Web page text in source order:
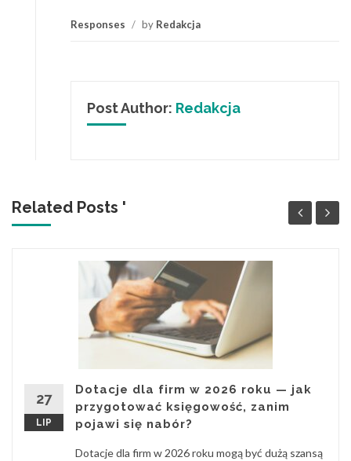
Responses / by Redakcja
Post Author: Redakcja
Related Posts '
27
LIP
Dotacje dla firm w 2026 roku — jak
przygotować księgowość, zanim
pojawi się nabór?
Dotacje dla firm w 2026 roku mogą być dużą szansą